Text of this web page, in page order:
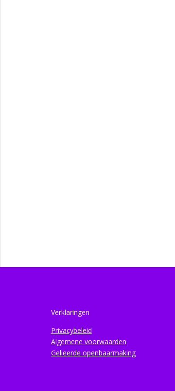
Verklaringen
Privacybeleid
Algemene voorwaarden
Gelieerde openbaarmaking